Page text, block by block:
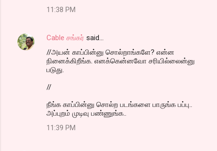
11:38 PM
Cable சங்கர் said…
//அயன் காப்பின்னு சொல்றாங்களே? என்ன
நினைக்கிறீங்க. எனக்கென்னவோ சரியில்லைன்னு
படுது.
//
நீங்க காப்பின்னு சொல்ற படங்களை பாருங்க பப்பு..
அப்புறம் முடிவு பண்ணுங்க..
11:39 PM